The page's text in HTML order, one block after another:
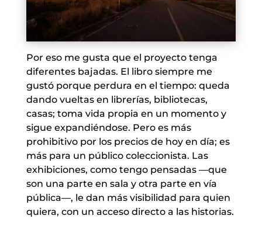
Por eso me gusta que el proyecto tenga
diferentes bajadas. El libro siempre me
gustó porque perdura en el tiempo: queda
dando vueltas en librerías, bibliotecas,
casas; toma vida propia en un momento y
sigue expandiéndose. Pero es más
prohibitivo por los precios de hoy en día; es
más para un público coleccionista. Las
exhibiciones, como tengo pensadas —que
son una parte en sala y otra parte en vía
pública—, le dan más visibilidad para quien
quiera, con un acceso directo a las historias.